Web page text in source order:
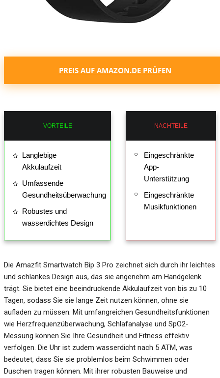
PREIS AUF AMAZON.DE PRÜFEN
VORTEILE
Langlebige
Akkulaufzeit
Umfassende
Gesundheitsüberwachung
Robustes und
wasserdichtes Design
NACHTEILE
Eingeschränkte
App-
Unterstützung
Eingeschränkte
Musikfunktionen
Die Amazfit Smartwatch Bip 3 Pro zeichnet sich durch ihr leichtes
und schlankes Design aus, das sie angenehm am Handgelenk
trägt. Sie bietet eine beeindruckende Akkulaufzeit von bis zu 10
Tagen, sodass Sie sie lange Zeit nutzen können, ohne sie
aufladen zu müssen. Mit umfangreichen Gesundheitsfunktionen
wie Herzfrequenzüberwachung, Schlafanalyse und SpO2-
Messung können Sie Ihre Gesundheit und Fitness effektiv
verfolgen. Die Uhr ist zudem wasserdicht nach 5 ATM, was
bedeutet, dass Sie sie problemlos beim Schwimmen oder
Duschen tragen können. Mit ihrer robusten Bauweise und